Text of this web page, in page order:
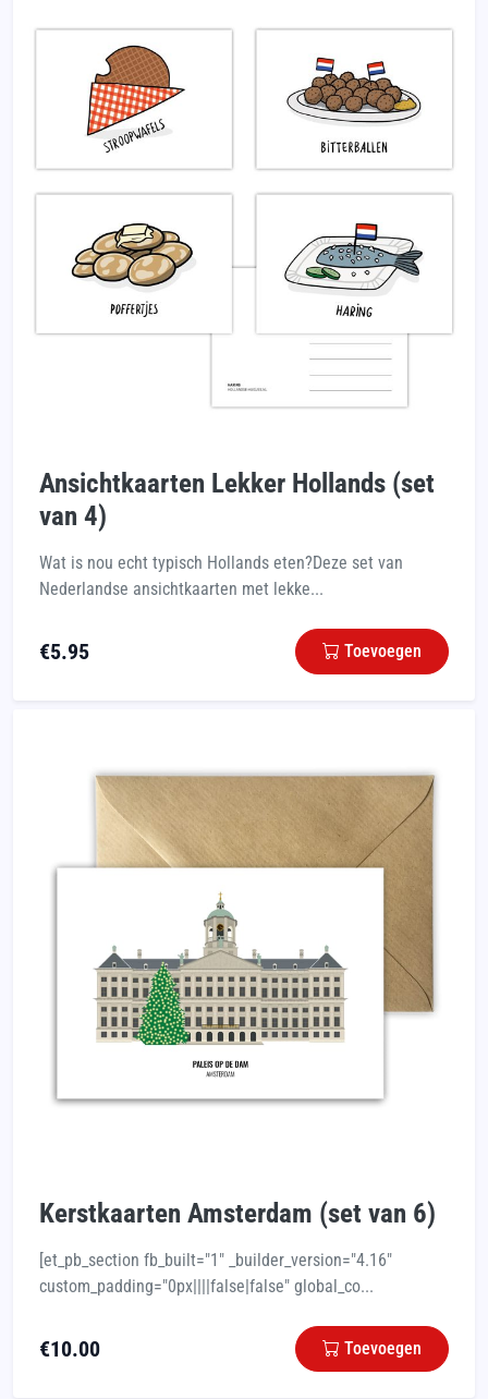
Ansichtkaarten Lekker Hollands (set
van 4)
Wat is nou echt typisch Hollands eten?Deze set van
Nederlandse ansichtkaarten met lekke...
€5.95 Toevoegen
Kerstkaarten Amsterdam (set van 6)
[et_pb_section fb_built="1" _builder_version="4.16"
custom_padding="0px||||false|false" global_co...
€10.00 Toevoegen